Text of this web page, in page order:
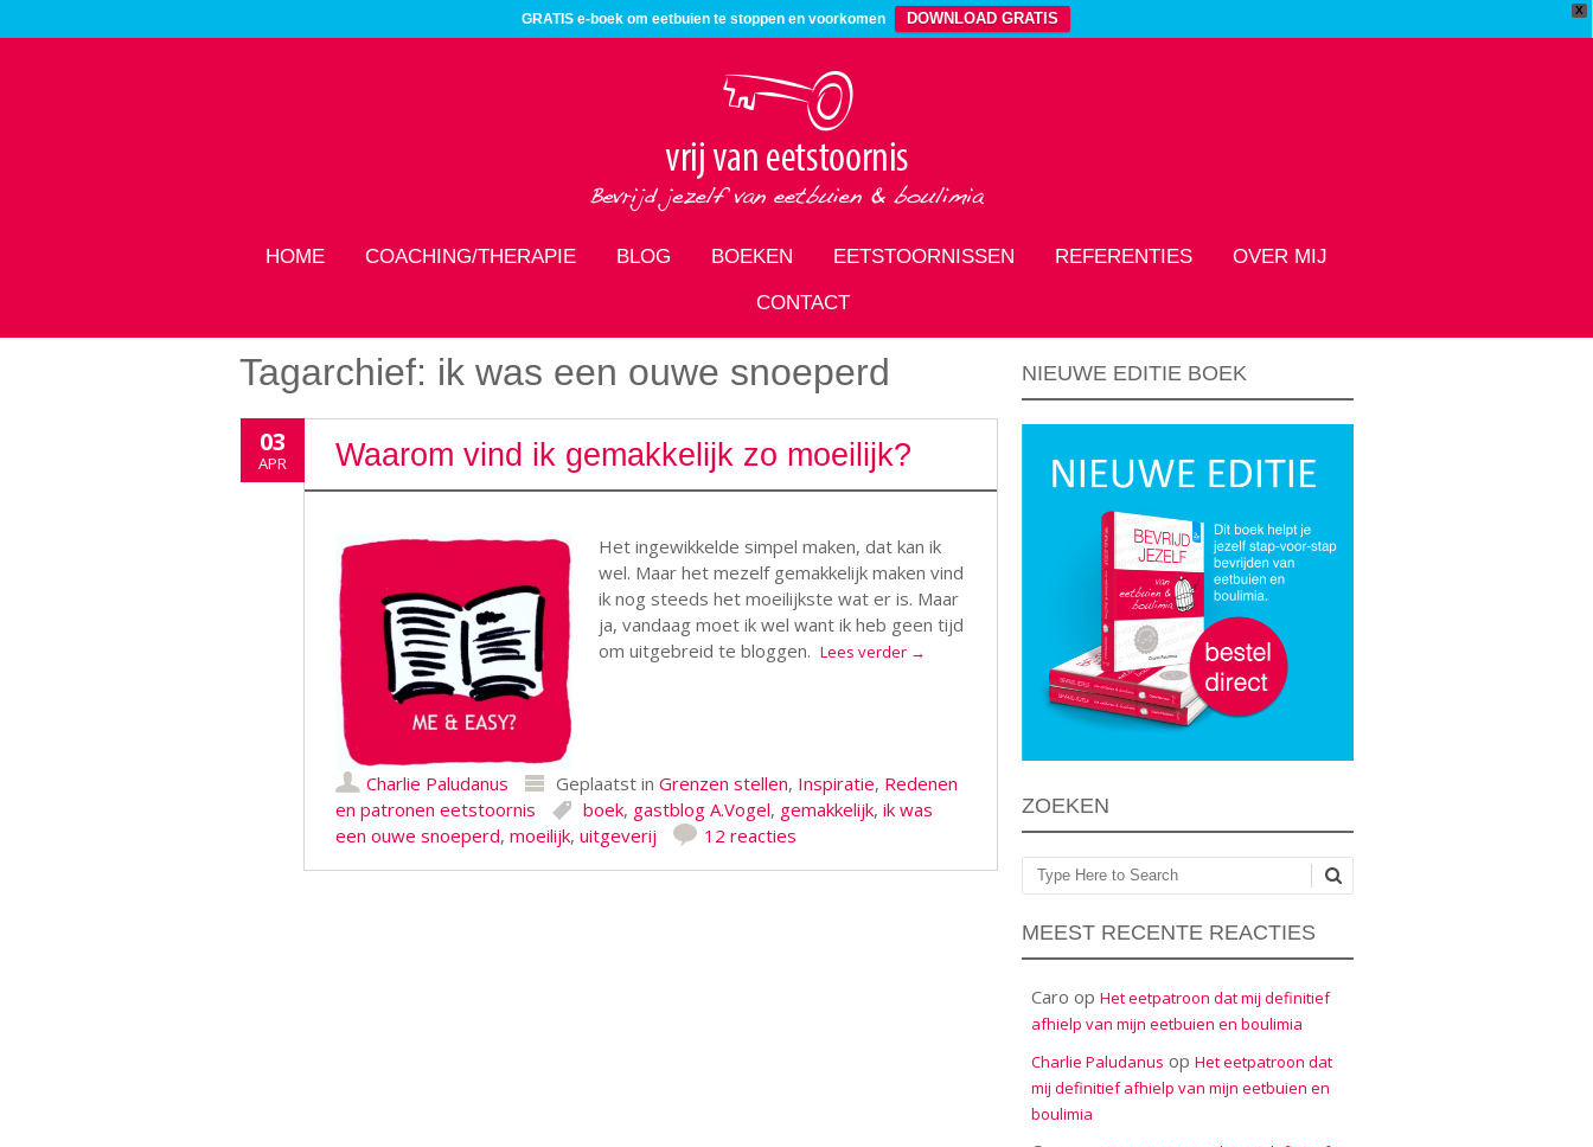
X
GRATIS e-boek om eetbuien te stoppen en voorkomen DOWNLOAD GRATIS
HOME COACHING/THERAPIE BLOG BOEKEN EETSTOORNISSEN REFERENTIES OVER MIJ
CONTACT
Tagarchief: ik was een ouwe snoeperd
03
APR Waarom vind ik gemakkelijk zo moeilijk?
Het ingewikkelde simpel maken, dat kan ik
wel. Maar het mezelf gemakkelijk maken vind
ik nog steeds het moeilijkste wat er is. Maar
ja, vandaag moet ik wel want ik heb geen tijd
om uitgebreid te bloggen.Lees verder →
Charlie Paludanus Geplaatst in Grenzen stellen, Inspiratie, Redenen
en patronen eetstoornis
boek, gastblog A.Vogel, gemakkelijk, ik was
een ouwe snoeperd, moeilijk, uitgeverij 12 reacties
NIEUWE EDITIE BOEK
ZOEKEN
Zoeken
MEEST RECENTE REACTIES
Caro op Het eetpatroon dat mij definitief
afhielp van mijn eetbuien en boulimia
Charlie Paludanus op Het eetpatroon dat
mij definitief afhielp van mijn eetbuien en
boulimia